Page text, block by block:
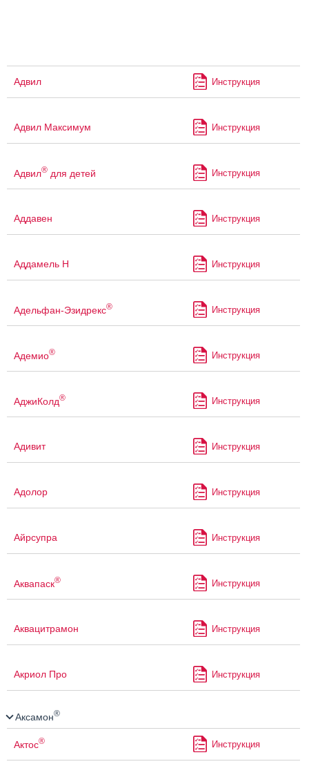
Адвил Инструкция
Адвил Максимум Инструкция
Адвил® для детей Инструкция
Аддавен Инструкция
Аддамель Н Инструкция
Адельфан-Эзидрекс® Инструкция
Адемио® Инструкция
АджиКолд® Инструкция
Адивит Инструкция
Адолор Инструкция
Айрсупра Инструкция
Аквапаск® Инструкция
Аквацитрамон Инструкция
Акриол Про Инструкция
Аксамон®
Актос® Инструкция